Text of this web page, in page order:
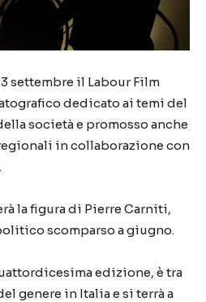
settembre il Labour Film
dedicato ai temi del
società e promosso anche
in collaborazione con
la figura di Pierre Carniti,
scomparso a giugno.
edizione, è tra
genere in Italia e si terrà a